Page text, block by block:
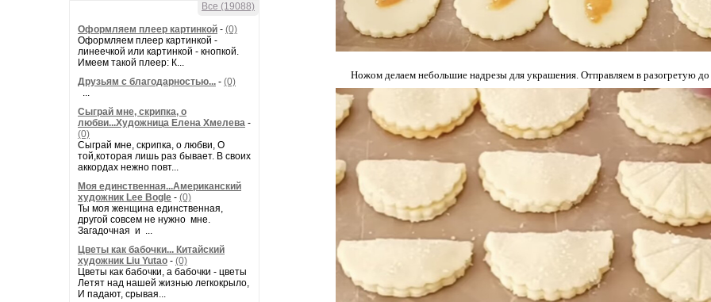
Все (19088)
Оформляем плеер картинкой - (0)
Оформляем плеер картинкой -
линеечкой или картинкой - кнопкой.
Имеем такой плеер: К...
Друзьям с благодарностью... - (0)
...
Сыграй мне, скрипка, о
любви...Художница Елена Хмелева -
(0)
Сыграй мне, скрипка, о любви, О
той,которая лишь раз бывает. В своих
аккордах нежно повт...
Моя единственная...Американский
художник Lee Bogle - (0)
Ты моя женщина единственная,
другой совсем не нужно мне.
Загадочная и ...
Цветы как бабочки... Китайский
художник Liu Yutao - (0)
Цветы как бабочки, а бабочки - цветы
Летят над нашей жизнью легкокрыло,
И падают, срывая...
Ножом делаем небольшие надрезы для украшения. Отправляем в разогретую